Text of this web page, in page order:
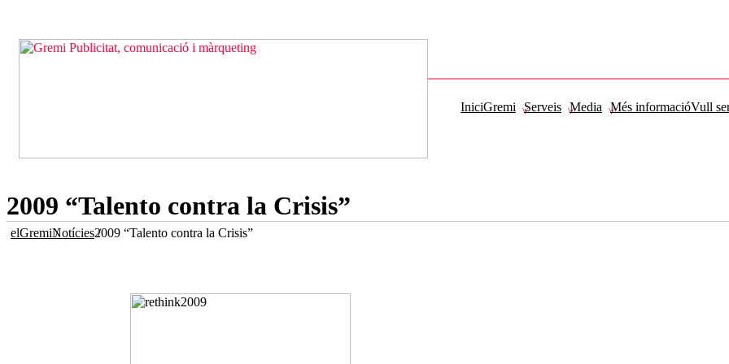
IniciGremi Serveis Media Més informacióVull
2009 “Talento contra la Crisis”
elGremiNotícies2009 “Talento contra la Crisis”